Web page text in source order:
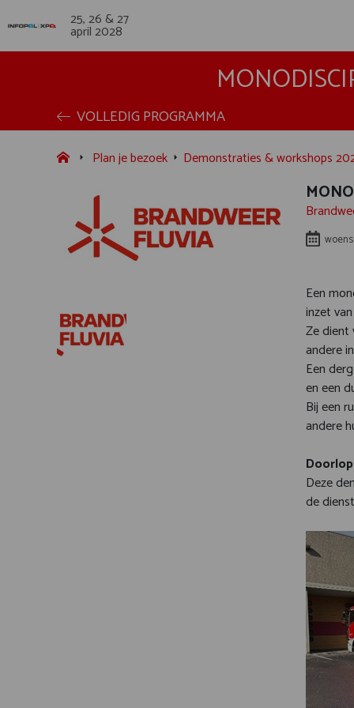
25, 26 & 27
april 2028
VOLLEDIG PROGRAMMA
Plan je bezoek Demonstraties & workshops
Een
inzet
Ze dient
andere
Een
en een
Bij een
andere
Deze
de